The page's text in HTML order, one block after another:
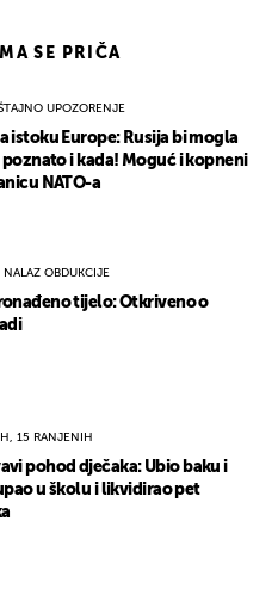
SE PRIČA
UPOZORENJE
istoku Europe: Rusija bi mogla
poznato i kada! Moguć i kopneni
NATO-a
NALAZ OBDUKCIJE
tijelo: Otkriveno o
15 RANJENIH
pohod dječaka: Ubio baku i
u školu i likvidirao pet